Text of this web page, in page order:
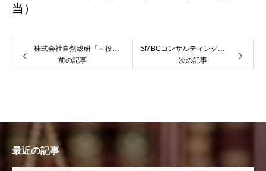
当）
株式会社自然総研「～役員の責任や権限を理解し、適切な会社経営を行う～」（五島洋担当）
前の記事
SMBCコンサルティング株式会社「１日で身に付ける！契約書の基礎知識と作成・チェックの要点」（五島洋担当）
次の記事
最近の記事